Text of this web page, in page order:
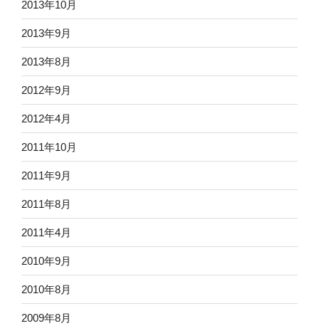
2013年10月
2013年9月
2013年8月
2012年9月
2012年4月
2011年10月
2011年9月
2011年8月
2011年4月
2010年9月
2010年8月
2009年8月